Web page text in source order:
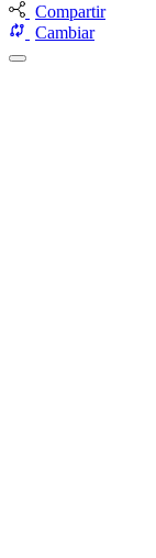
Compartir
Cambiar